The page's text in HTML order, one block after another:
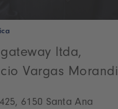
ltda,
Vargas Morandi
6150 Santa Ana